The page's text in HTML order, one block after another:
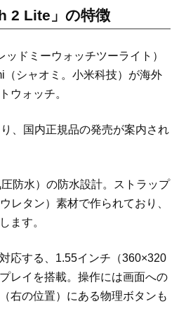
2 Lite」の特徴
ッドミーウォッチツーライト）
（シャオミ。小米科技）が海外
ウォッチ。
、国内正規品の発売が案内され
防水）の防水設計。ストラップ
レタン）素材で作られており、
ます。
応する、1.55インチ（360×320
レイを搭載。操作には画面への
右の位置）にある物理ボタンも